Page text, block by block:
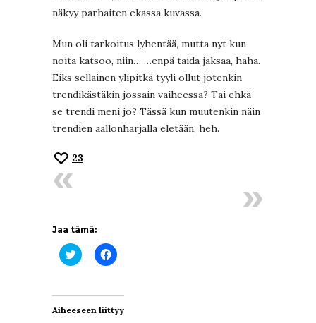
näkyy parhaiten ekassa kuvassa.
Mun oli tarkoitus lyhentää, mutta nyt kun
noita katsoo, niin… …enpä taida jaksaa, haha.
Eiks sellainen ylipitkä tyyli ollut jotenkin
trendikästäkin jossain vaiheessa? Tai ehkä
se trendi meni jo? Tässä kun muutenkin näin
trendien aallonharjalla eletään, heh.
23
Jaa tämä:
Jaa
Twitterissä(Avautuu
Jaa
Facebookissa(Avautuu
Aiheeseen liittyy